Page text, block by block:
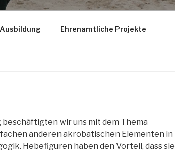
Ausbildung Ehrenamtliche Projekte
wir uns mit dem Thema
anderen akrobatischen Elementen in
Hebefiguren haben den Vorteil, dass sie